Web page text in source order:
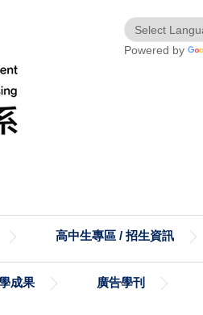
Powered by
高中生專區 / 招生資訊
成果 廣告學刊